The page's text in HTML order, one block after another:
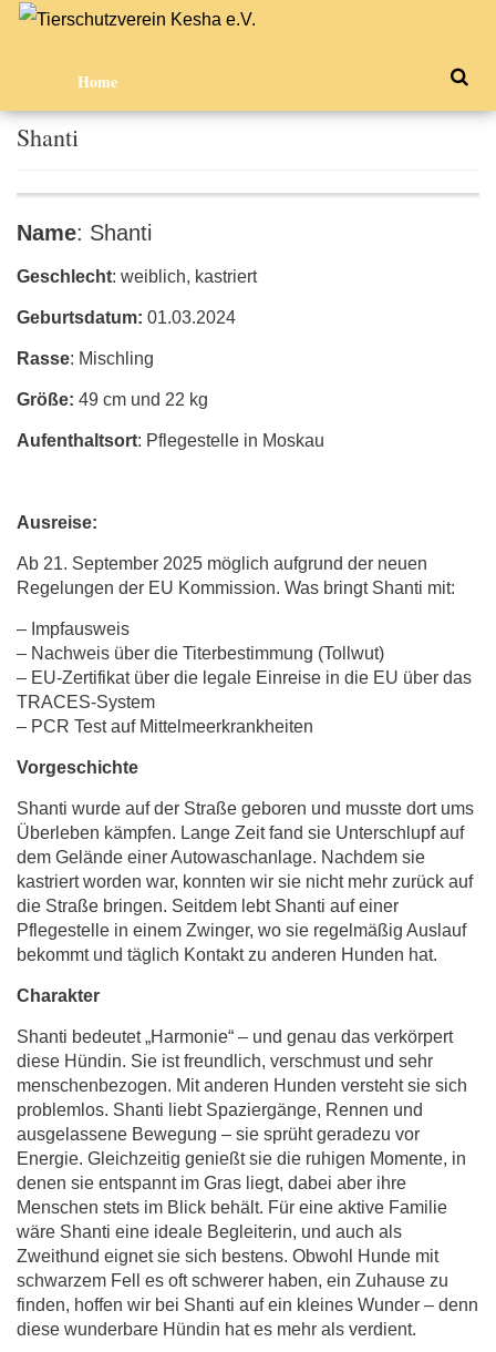
Home
Shanti
Name: Shanti
Geschlecht: weiblich, kastriert
Geburtsdatum: 01.03.2024
Rasse: Mischling
Größe: 49 cm und 22 kg
Aufenthaltsort: Pflegestelle in Moskau
Ausreise:
Ab 21. September 2025 möglich aufgrund der neuen
Regelungen der EU Kommission. Was bringt Shanti mit:
– Impfausweis
– Nachweis über die Titerbestimmung (Tollwut)
– EU-Zertifikat über die legale Einreise in die EU über das
TRACES-System
– PCR Test auf Mittelmeerkrankheiten
Vorgeschichte
Shanti wurde auf der Straße geboren und musste dort ums
Überleben kämpfen. Lange Zeit fand sie Unterschlupf auf
dem Gelände einer Autowaschanlage. Nachdem sie
kastriert worden war, konnten wir sie nicht mehr zurück auf
die Straße bringen. Seitdem lebt Shanti auf einer
Pflegestelle in einem Zwinger, wo sie regelmäßig Auslauf
bekommt und täglich Kontakt zu anderen Hunden hat.
Charakter
Shanti bedeutet „Harmonie“ – und genau das verkörpert
diese Hündin. Sie ist freundlich, verschmust und sehr
menschenbezogen. Mit anderen Hunden versteht sie sich
problemlos. Shanti liebt Spaziergänge, Rennen und
ausgelassene Bewegung – sie sprüht geradezu vor
Energie. Gleichzeitig genießt sie die ruhigen Momente, in
denen sie entspannt im Gras liegt, dabei aber ihre
Menschen stets im Blick behält. Für eine aktive Familie
wäre Shanti eine ideale Begleiterin, und auch als
Zweithund eignet sie sich bestens. Obwohl Hunde mit
schwarzem Fell es oft schwerer haben, ein Zuhause zu
finden, hoffen wir bei Shanti auf ein kleines Wunder – denn
diese wunderbare Hündin hat es mehr als verdient.